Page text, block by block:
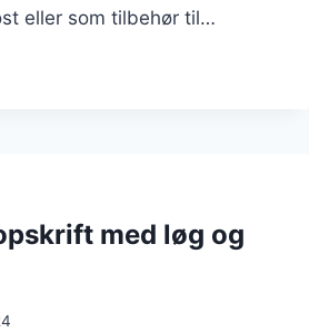
eller som tilbehør til…
med løg og